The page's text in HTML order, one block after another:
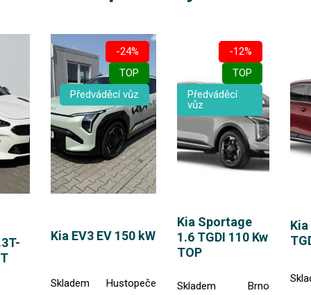
-24%
TOP
Předváděcí vůz
Kia EV3 EV 150 kW
Skladem
Hustopeče
-12%
TOP
Předváděcí
vůz
Kia Sportage
1.6 TGDI 110 Kw
TOP
Skladem
Brno
Kia